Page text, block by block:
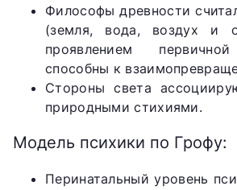
Философы древности
(земля, вода, воздух и
проявлением
способны к
Стороны света
природными стихиями.
Модель психики по Грофу:
Перинатальный уровень